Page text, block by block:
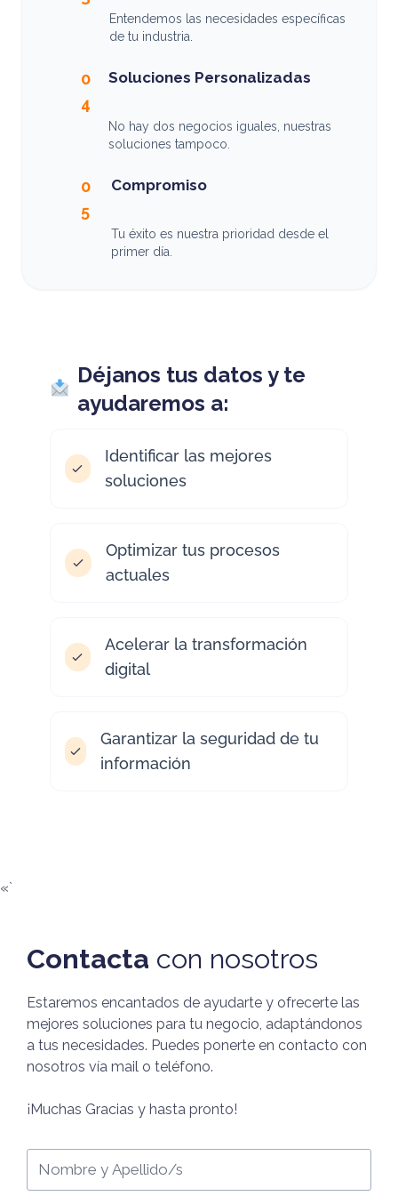
Entendemos las necesidades específicas
de tu industria.
0
4
Soluciones Personalizadas
No hay dos negocios iguales, nuestras
soluciones tampoco.
0
5
Compromiso
Tu éxito es nuestra prioridad desde el
primer día.
Déjanos tus datos y te
ayudaremos a:
Identificar las mejores
soluciones
Optimizar tus procesos
actuales
Acelerar la transformación
digital
Garantizar la seguridad de tu
información
«`
Contacta con nosotros
Estaremos encantados de ayudarte y ofrecerte las
mejores soluciones para tu negocio, adaptándonos
a tus necesidades. Puedes ponerte en contacto con
nosotros vía mail o teléfono.
¡Muchas Gracias y hasta pronto!